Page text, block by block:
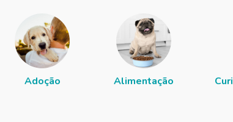
Adoção Alimentação